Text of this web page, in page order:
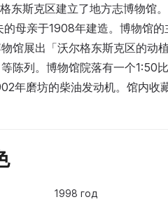
东斯克区建立了地方志博物馆
的母亲于1908年建造。博物馆
馆展出「沃尔格东斯克区的动
等陈列。博物馆院落有一个
年磨坊的柴油发动机。馆内收
1998 год